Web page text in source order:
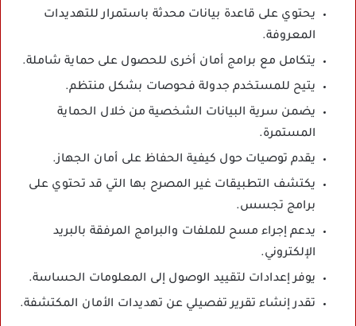
يحتوي على قاعدة بيانات محدثة باستمرار للتهديدات
المعروفة.
يتكامل مع برامج أمان أخرى للحصول على حماية شاملة.
يتيح للمستخدم جدولة فحوصات بشكل منتظم.
يضمن سرية البيانات الشخصية من خلال الحماية
المستمرة.
يقدم توصيات حول كيفية الحفاظ على أمان الجهاز.
يكتشف التطبيقات غير المصرح بها التي قد تحتوي على
برامج تجسس.
يدعم إجراء مسح للملفات والبرامج المرفقة بالبريد
الإلكتروني.
يوفر إعدادات لتقييد الوصول إلى المعلومات الحساسة.
تقدر إنشاء تقرير تفصيلي عن تهديدات الأمان المكتشفة.